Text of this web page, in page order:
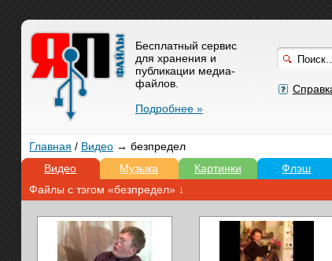
Бесплатный сервис
для хранения и
публикации медиа-
файлов.
Подробнее »
Главная / Видео→ безпредел
Видео
Музыка Картинки Флэш
Файлы с тэгом «безпредел» ↓